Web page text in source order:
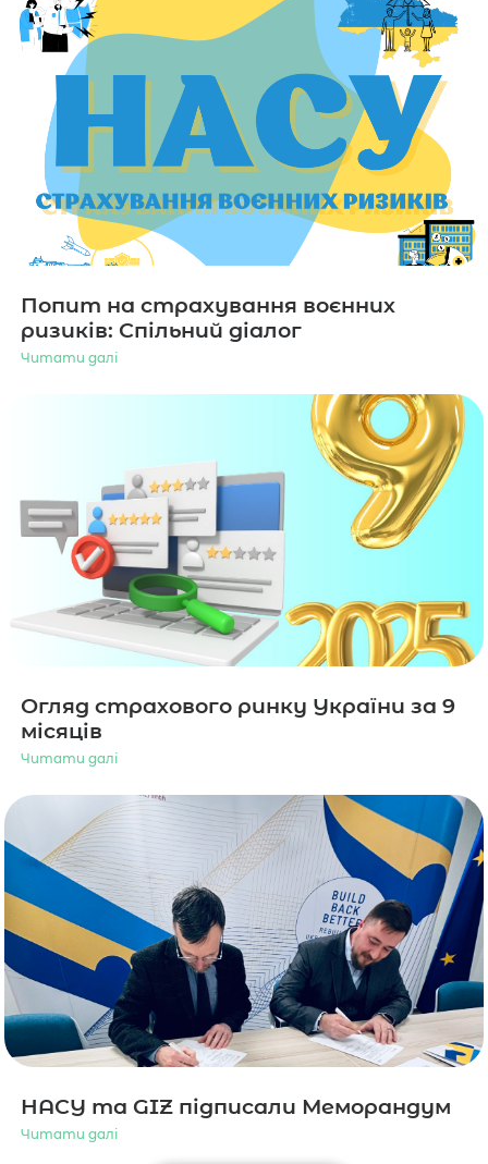
Попит на страхування воєнних
ризиків: Спільний діалог
Читати далі
Огляд страхового ринку України за 9
місяців
Читати далі
НАСУ та GIZ підписали Меморандум
Читати далі